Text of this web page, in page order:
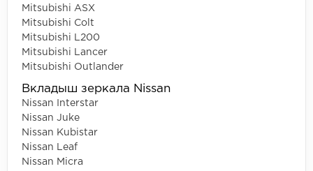
Mitsubishi ASX
Mitsubishi Colt
Mitsubishi L200
Mitsubishi Lancer
Mitsubishi Outlander
Вкладыш зеркала Nissan
Nissan Interstar
Nissan Juke
Nissan Kubistar
Nissan Leaf
Nissan Micra